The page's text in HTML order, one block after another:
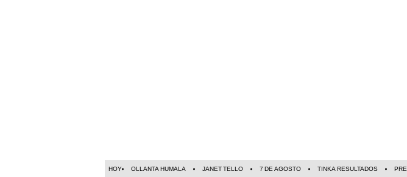
HOY OLLANTA HUMALA JANET TELLO 7 DE AGOSTO TINKA RESULTADOS